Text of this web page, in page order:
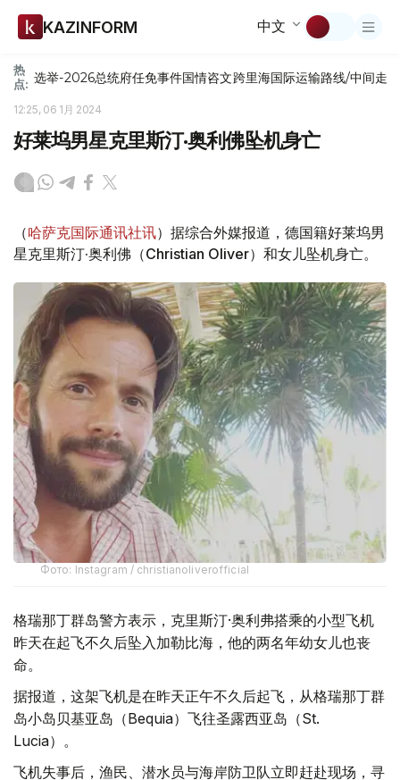
KAZINFORM 中文
热
点: 选举-2026总统府任免事件国情咨文跨里海国际运输路线/中间走廊
12:25, 06 1月 2024
好莱坞男星克里斯汀·奥利佛坠机身亡
（哈萨克国际通讯社讯）据综合外媒报道，德国籍好莱坞男
星克里斯汀·奥利佛（Christian Oliver）和女儿坠机身亡。
Фото: Instagram / christianoliverofficial
格瑞那丁群岛警方表示，克里斯汀·奥利弗搭乘的小型飞机
昨天在起飞不久后坠入加勒比海，他的两名年幼女儿也丧
命。
据报道，这架飞机是在昨天正午不久后起飞，从格瑞那丁群
岛小岛贝基亚岛（Bequia）飞往圣露西亚岛（St.
Lucia）。
飞机失事后，渔民、潜水员与海岸防卫队立即赶赴现场，寻